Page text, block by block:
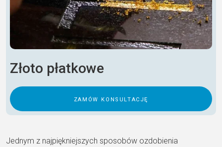
Złoto płatkowe
zamów konsultację
Jednym z najpiękniejszych sposobów ozdobienia